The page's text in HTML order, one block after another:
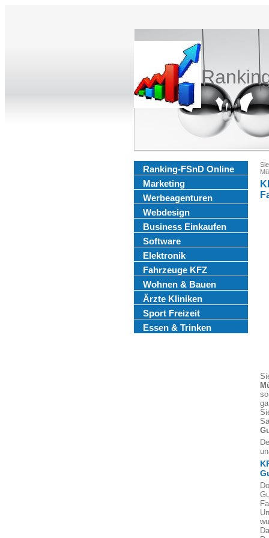
Ranking-FSnD Online
Marketing
Werbeagenturen
Webdesign
Business Einkaufen
Software
Elektronik
Fahrzeuge KFZ
Wohnen & Bauen
Ärzte Kliniken
Sport Freizeit
Essen & Trinken